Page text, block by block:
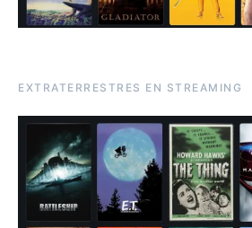
EXTRATERRESTRES EN STREAMING